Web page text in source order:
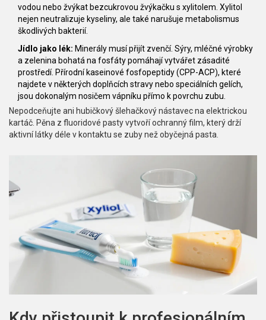
vodou nebo žvýkat bezcukrovou žvýkačku s xylitolem. Xylitol
nejen neutralizuje kyseliny, ale také narušuje metabolismus
škodlivých bakterií.
Jídlo jako lék: Minerály musí přijít zvenčí. Sýry, mléčné výrobky
a zelenina bohatá na fosfáty pomáhají vytvářet zásadité
prostředí. Přírodní kaseinové fosfopeptidy (CPP-ACP), které
najdete v některých doplňcích stravy nebo speciálních gelích,
jsou dokonalým nosičem vápníku přímo k povrchu zubu.
Nepodceňujte ani hubičkový šlehačkový nástavec na elektrickou
kartáč. Pěna z fluoridové pasty vytvoří ochranný film, který drží
aktivní látky déle v kontaktu se zuby než obyčejná pasta.